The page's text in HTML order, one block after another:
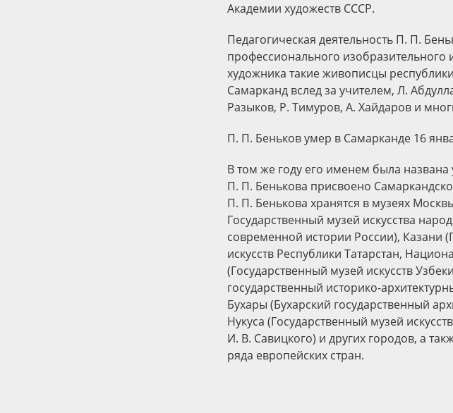
Академии художеств CCCP.
Педагогическая деятельность П. П.
профессионального изобразительного
художника такие живописцы
Самарканд вслед за учителем, Л.
Разыков, Р. Тимуров, А. Хайдаров и
П. П. Беньков умер в Самарканде 16
В том же году его именем была
П. П. Бенькова присвоено
П. П. Бенькова хранятся в музеях
Государственный музей искусства
современной истории России), Казани
искусств Республики Татарстан,
(Государственный музей искусств
государственный историко-
Бухары (Бухарский государственный
Нукуса (Государственный музей
И. В. Савицкого) и других городов, а
ряда европейских стран.